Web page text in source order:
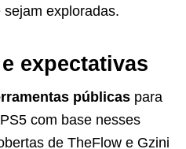
exploradas.
expectativas
públicas para
com base nesses
de TheFlow e Gzini